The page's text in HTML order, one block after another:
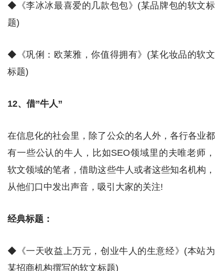
◆《李冰冰最喜爱的几款包包》(某品牌包的软文标
题)
◆《巩俐：欧莱雅，你值得拥有》(某化妆品的软文
标题)
12、借”牛人”
在信息化的社会里，除了公众的名人外，各行各业都
有一些公认的牛人，比如SEO领域里的夫唯老师，
软文领域的笔者，借助这些牛人或者这些知名机构，
从他们口中发出声音，吸引大家的关注!
经典标题：
◆《一天收益上万元，创业牛人的生意经》(本站为
某招商机构撰写的软文标题)